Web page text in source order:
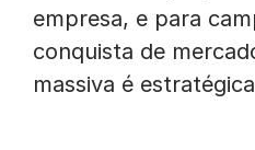
empresa, e para
conquista de
massiva é